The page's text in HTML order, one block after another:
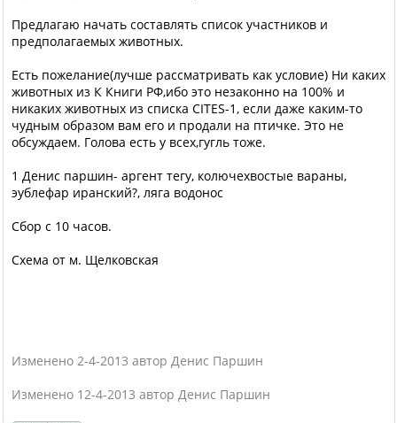
Предлагаю начать составлять список участников и
предполагаемых животных.
Есть пожелание(лучше рассматривать как условие) Ни каких
животных из К Книги РФ,ибо это незаконно на 100% и
никаких животных из списка CITES-1, если даже каким-то
чудным образом вам его и продали на птичке. Это не
обсуждаем. Голова есть у всех,гугль тоже.
1 Денис паршин- аргент тегу, колючехвостые вараны,
эублефар иранский?, ляга водонос
Сбор с 10 часов.
Схема от м. Щелковская
Изменено 2-4-2013 автор Денис Паршин
Изменено 12-4-2013 автор Денис Паршин